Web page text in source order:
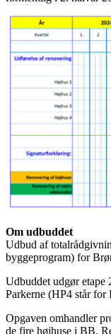
Om udbuddet
Udbud af
byggeprogram) for
Udbuddet udgør etape
Parkerne (HP4 står for
Opgaven omhandler
de fire højhuse i BB.